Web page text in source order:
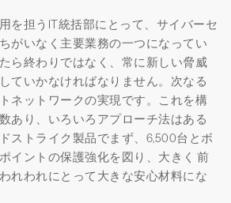
を担うIT統括部にとって、サイバーセ
がいなく主要業務の一つになってい
ら終わりではなく、常に新しい脅威
ていかなければなりません。次なる
ネットワークの実現です。これを構
あり、いろいろアプローチ法はある
ストライク製品でまず、6,500台とボ
イントの保護強化を図り、大きく 前
れわれにとって大きな安心材料にな